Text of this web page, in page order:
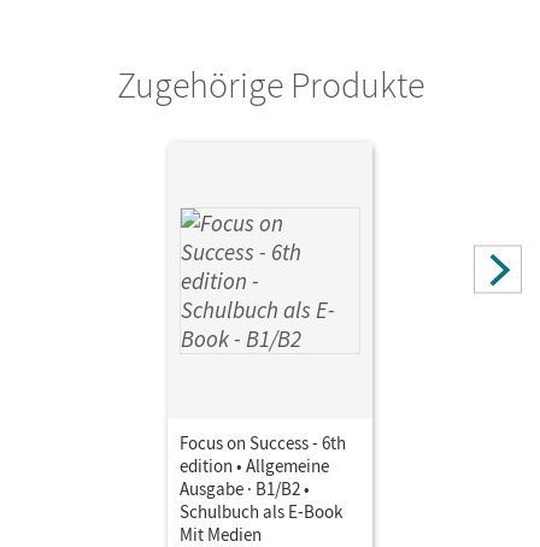
Zugehörige Produkte
Focus on Success - 6th
edition • Allgemeine
Ausgabe · B1/B2 •
Schulbuch als E-Book
Mit Medien